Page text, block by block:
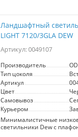
Ландшафтный
LIGHT 7120/3GLA DEW
Артикул: 0049107
Производитель
Тип цоколя
Артикул
Цвет
Самовывоз
Курьером
Минималистичные
светильники Dew с